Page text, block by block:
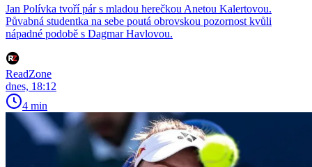
Jan Polívka tvoří pár s mladou herečkou Anetou Kalertovou.
Půvabná studentka na sebe poutá obrovskou pozornost kvůli
nápadné podobě s Dagmar Havlovou.
ReadZone
dnes, 18:12
4 min